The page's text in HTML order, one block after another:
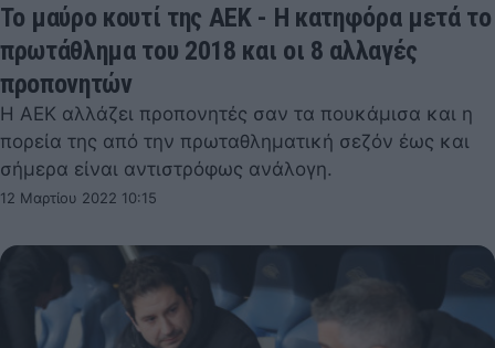
Το μαύρο κουτί της ΑΕΚ - Η κατηφόρα μετά το
πρωτάθλημα του 2018 και οι 8 αλλαγές
προπονητών
Η ΑΕΚ αλλάζει προπονητές σαν τα πουκάμισα και η
πορεία της από την πρωταθληματική σεζόν έως και
σήμερα είναι αντιστρόφως ανάλογη.
12 Μαρτίου 2022 10:15